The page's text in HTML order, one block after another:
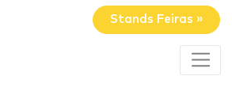
Stands Feiras »